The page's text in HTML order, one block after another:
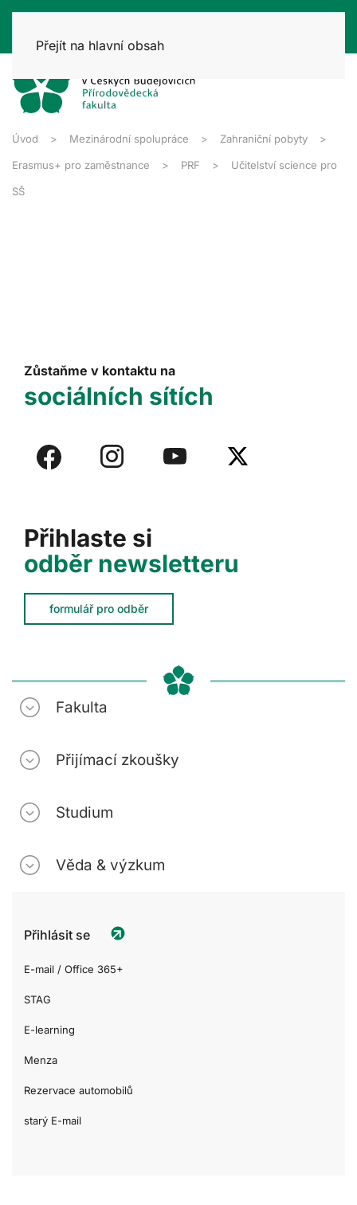
Přejít na hlavní obsah
Úvod Mezinárodní spolupráce Zahraniční pobyty
Erasmus+ pro zaměstnance PRF Učitelství science pro
SŠ
Přihlaste si
odběr newsletteru
formulář pro odběr
Zůstaňme v kontaktu na
sociálních sítích
Fakulta
Přijímací zkoušky
Studium
Věda & výzkum
Přihlásit se
E-mail / Office 365+
STAG
E-learning
Menza
Rezervace automobilů
starý E-mail